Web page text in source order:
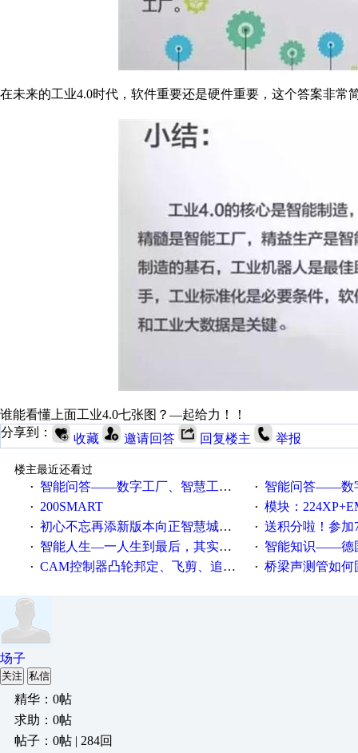
在未来的工业4.0时代，软件重要还是硬件重要，这个答案非常
谁能看懂上面工业4.0七张图？—起给力！！
分享到：
收藏 邀请回答 回复楼主 举报
楼主最近还看过
·
智能问答——数字工厂、智慧工厂和智能制造三者的区别是什么？ · 智能问答——数字化工厂与
· 200SMART · 模块：
· 初心不忘再添新版本向正智慧城市云展厅3.0版亮相 · 送积分啦！参加7月6日
· 智能人生—一人生到最后，其实拼的都是人品 · 智能知识——德国工业崛起
· CAM控制器凸轮邦定、飞剪、追剪等C功能块 · 桥梁声测管如何固
场子
关注 私信
精华：0帖
求助：0帖
帖子：0帖 | 284回